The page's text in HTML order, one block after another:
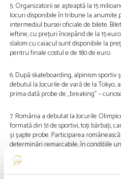
5. Organizatorii se așteaptă la 15
locuri disponibile în tribune la anumite
intermediul bursei oficiale de bilete.
ieftine, cu prețuri începând de la 15
slalom cu caiacul sunt disponibile la
pentru finale costul e de 180 de euro.
6. După skateboarding, alpinism sportiv
debutul la Jocurile de vară de la Tokyo,
prima dată probe de „breaking” –
7. România a debutat la Jocurile
formată din 51 de sportivi, toți bărbați,
și șapte probe. Participarea
determinări remarcabile, în condițiile
sprijin financiar din partea statului.
clasamentul pe puncte și locul 27 în